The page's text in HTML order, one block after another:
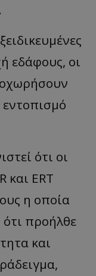
εδάφους, οι
ότι οι
και ΕRT
η οποία
προήλθε
και